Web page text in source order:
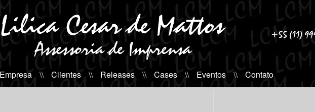
\\ Clientes \\ Releases \\ Cases \\ Eventos \\ Contato